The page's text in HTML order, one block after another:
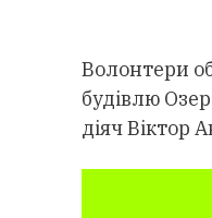
Волонтери
будівлю
діяч Віктор